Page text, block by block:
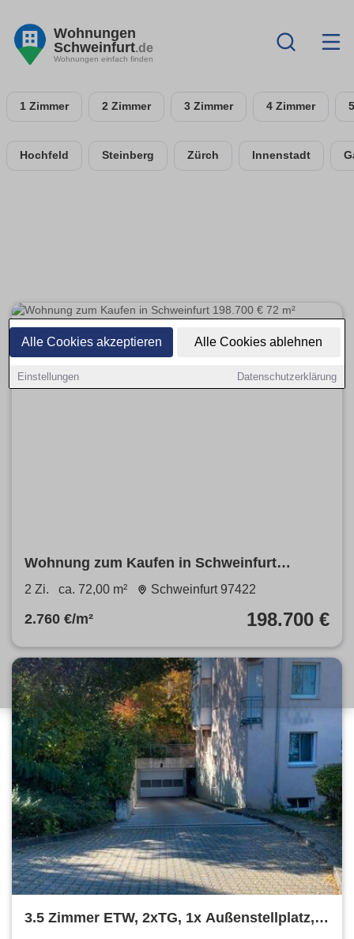
Alle Cookies akzeptieren Alle Cookies ablehnen
Einstellungen Datenschutzerklärung
Wohnungen
Schweinfurt.de
Wohnungen einfach finden
1 Zimmer 2 Zimmer 3 Zimmer 4 Zimmer
Hochfeld Steinberg Zürch Innenstadt
Wohnung zum Kaufen in Schweinfurt
198.700 € 72 m²
2 Zi. ca. 72,00 m² Schweinfurt 97422
2.760 €/m² 198.700 €
3.5 Zimmer ETW, 2xTG, 1x Außenstellplatz,